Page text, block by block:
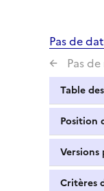
Pas de
Pas
Table
Position
Versions
Critères